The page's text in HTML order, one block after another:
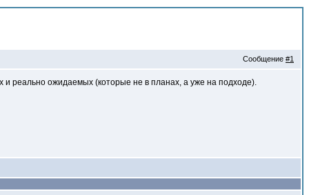
Сообщение #1
реально ожидаемых (которые не в планах, а уже на подходе).